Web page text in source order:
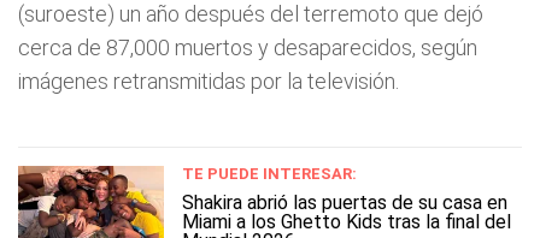
(suroeste) un año después del terremoto que dejó
cerca de 87,000 muertos y desaparecidos, según
imágenes retransmitidas por la televisión.
TE PUEDE INTERESAR:
Shakira abrió las puertas de su casa en
Miami a los Ghetto Kids tras la final del